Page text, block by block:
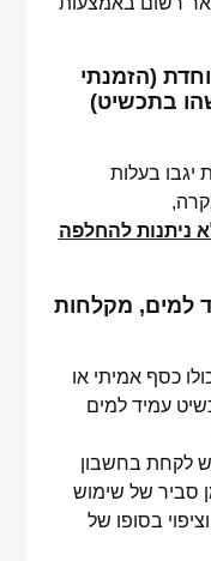
(הזמנתי
בתכשיט)
יגבו בעלות
ניתנות להחלפה
למים, מקלחות
כסף אמיתי או
עמיד למים
לקחת בחשבון
סביר של שימוש
בסופו של